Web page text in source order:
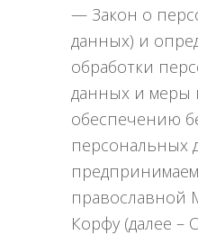
— Закон о
данных) и
обработки
данных и меры
обеспечению
персональных
православной
Корфу (далее –